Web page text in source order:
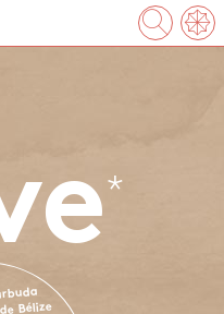
Bélize